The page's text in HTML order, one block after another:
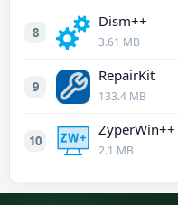
8
Dism++
3.61 MB
9
RepairKit
133.4 MB
10
ZyperWin++
2.1 MB